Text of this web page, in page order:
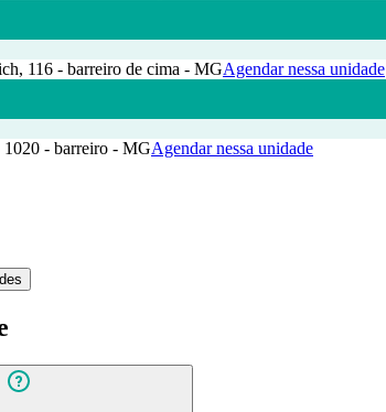
116 - barreiro de cima - MGAgendar nessa unidade
- barreiro - MGAgendar nessa unidade